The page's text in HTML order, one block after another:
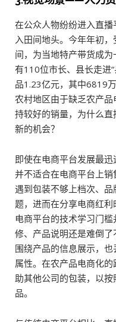
在公众人物纷纷进入直
入田间地头。今年年初
间，为当地特产带货成
有110位市长、县长走进
品1.23亿元，其中6819
农村地区由于缺乏农产
持较好的销量，为什么
新的机会？
即使在电商平台发展最
并不适合在电商平台上
遇到包装不够上档次、
题，进而在分享电商红
电商平台的技术学习门
修、产品说明还是难倒了
围绕产品的信息展示，
属性。在农产品电商化
助其他公司的包装，以
品。